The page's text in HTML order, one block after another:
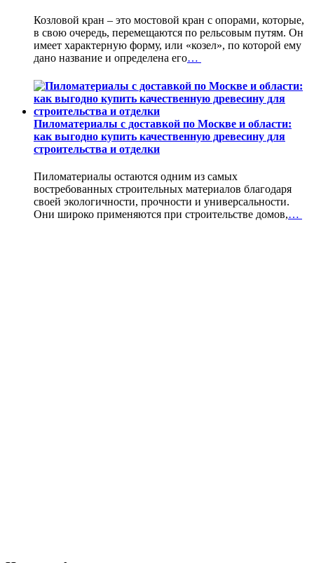
Козловой кран – это мостовой кран с опорами, которые,
в свою очередь, перемещаются по рельсовым путям. Он
имеет характерную форму, или «козел», по которой ему
дано название и определена его…
Пиломатериалы с доставкой по Москве и области:
как выгодно купить качественную древесину для
строительства и отделки
Пиломатериалы остаются одним из самых
востребованных строительных материалов благодаря
своей экологичности, прочности и универсальности.
Они широко применяются при строительстве домов,…